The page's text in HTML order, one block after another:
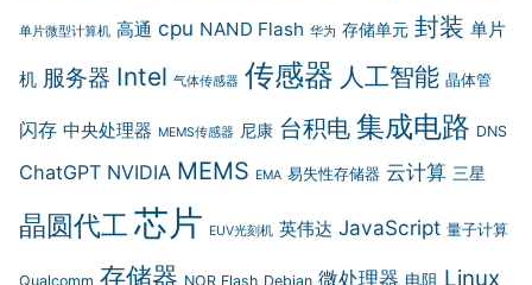
单片微型计算机 高通 cpu NAND Flash 华为 存储单元 封装 单片
机 服务器 Intel 气体传感器 传感器 人工智能 晶体管
闪存 中央处理器 MEMS传感器 尼康 台积电 集成电路 DNS
ChatGPT NVIDIA MEMS EMA 易失性存储器 云计算 三星
晶圆代工 芯片 EUV光刻机 英伟达 JavaScript 量子计算
Qualcomm 存储器 NOR Flash Debian 微处理器 电阻 Linux